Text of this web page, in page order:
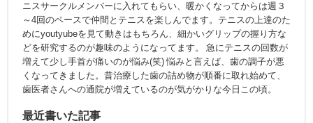
ニスサークルメンバーに入れてもらい、暖かくなってからは週３
～4回のペースで仲間とテニスを楽しんでます。テニスの上達のた
めにyoutyubeを見て動きはもちろん、細かいグリップの握り方な
どを研究するのが趣味のようになってます。 急にテニスの回数が
増えて少し手首が痛いのが悩み(笑) 悩みと言えば、歯の調子が悪
くなってきました。昔治療した歯の詰め物が順番に取れ始めて、
歯医者さんへの通院が増えているのが気がかりな今日この頃。
最近書いた記事